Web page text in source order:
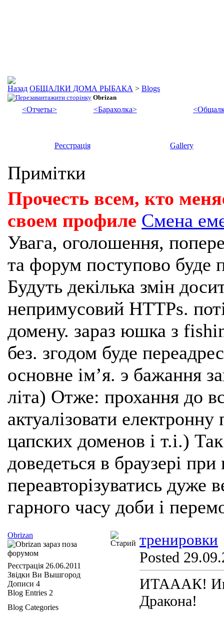
ОБЩАЛКИ ДОМА РЫБАКА > Blogs
Obrizan
<Отчеты> <Барахолка>
Реєстрація Gallery
Примітки
Прочесть всем, кто
своем профиле Смена
Увага, оголошення,
та форум поступово буде
Будуть декілька змін
непримусовий HTTPs.
домену. зараз юшка з
без. згодом буде
основне імʼя. э бажання
літа) Отже: прохання до
актуалізовати
цапских доменов і т.і.)
доведеться в браузері
переавторізуватись
гарного часу доби і
тренировки
Posted
ИТАААК!
Дракона!
Obrizan
Реєстрація 26.06.2011
Звідки Ви Вышгород
Дописи 4
Blog Entries 2
Blog Categories